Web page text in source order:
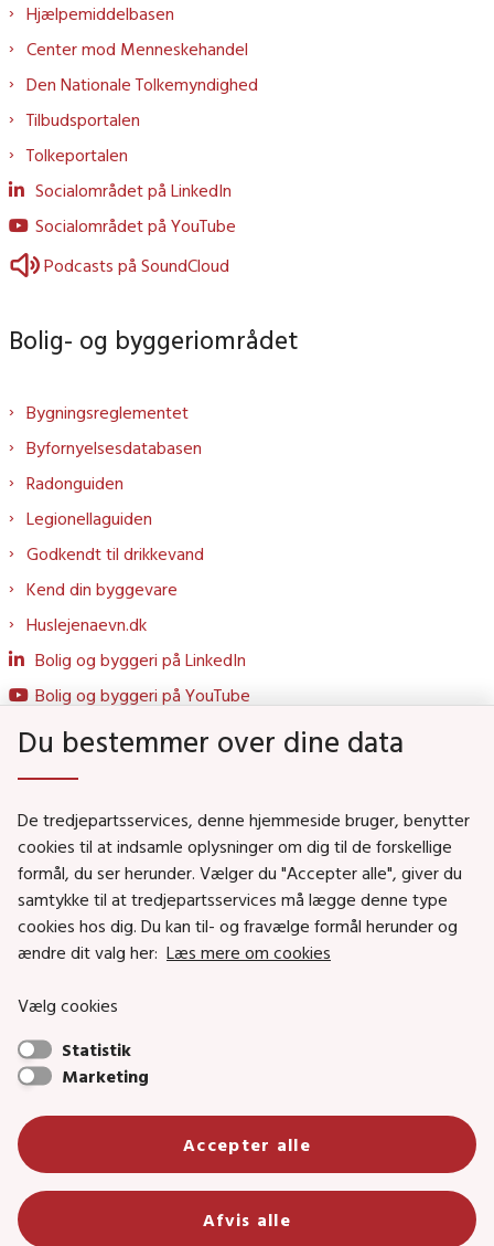
Hjælpemiddelbasen
Center mod Menneskehandel
Den Nationale Tolkemyndighed
Tilbudsportalen
Tolkeportalen
Socialområdet på LinkedIn
Socialområdet på YouTube
Podcasts på SoundCloud
Bolig- og byggeriområdet
Bygningsreglementet
Byfornyelsesdatabasen
Radonguiden
Legionellaguiden
Godkendt til drikkevand
Kend din byggevare
Huslejenaevn.dk
Bolig og byggeri på LinkedIn
Bolig og byggeri på YouTube
Social- og Boligministeriet
Job i Social- og Boligstyrelsen
Puljer og tilskud
Nyhedsbreve
Social- og Boligstyrelsens nyheder som RSS feed
Social- og Boligstyrelsen • Tlf.: 72 42 37 00 •
sikkermail• EAN-nr.: 5798000354838 • CVR-nr.:
26144698
Primær adresse og reception: Lerchesgade 35, 5, 5000 Odense C •
Bolig- og byggeriområdet: Holmens kanal 22, 1060 København K
Du bestemmer over dine data
De tredjepartsservices, denne hjemmeside bruger, benytter
cookies til at indsamle oplysninger om dig til de forskellige
formål, du ser herunder. Vælger du "Accepter alle", giver du
samtykke til at tredjepartsservices må lægge denne type
cookies hos dig. Du kan til- og fravælge formål herunder og
ændre dit valg her: Læs mere om cookies
Vælg cookies
Statistik
Marketing
Accepter alle
Afvis alle